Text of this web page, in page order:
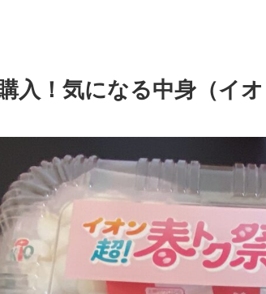
入！気になる中身（イ